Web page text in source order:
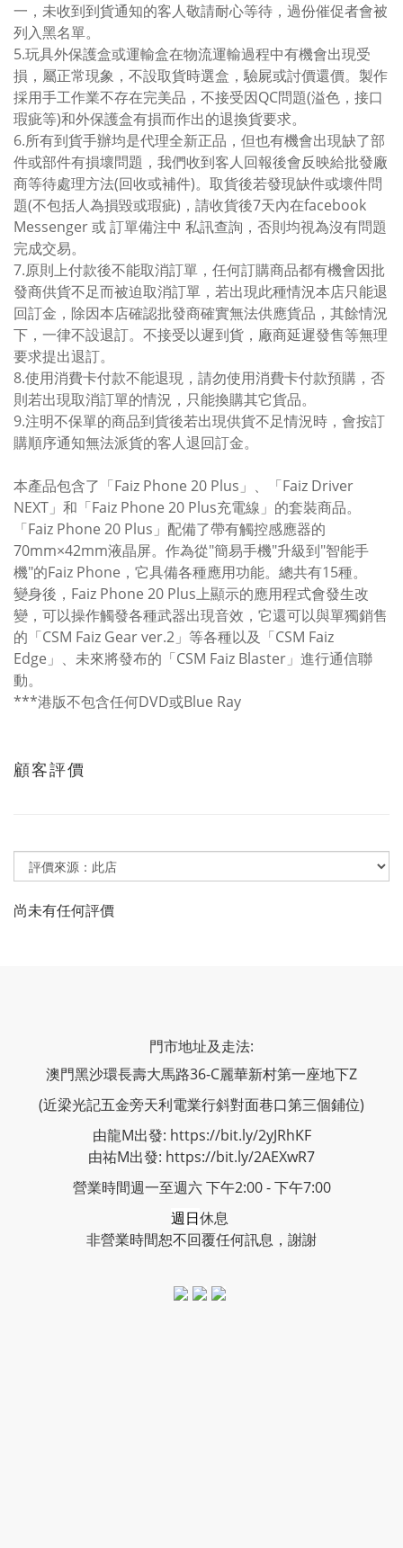
一，未收到到貨通知的客人敬請耐心等待，過份催促者會被
列入黑名單。
5.玩具外保護盒或運輸盒在物流運輸過程中有機會出現受
損，屬正常現象，不設取貨時選盒，驗屍或討價還價。製作
採用手工作業不存在完美品，不接受因QC問題(溢色，接口
瑕疵等)和外保護盒有損而作出的退換貨要求。
6.所有到貨手辦均是代理全新正品，但也有機會出現缺了部
件或部件有損壞問題，我們收到客人回報後會反映給批發廠
商等待處理方法(回收或補件)。取貨後若發現缺件或壞件問
題(不包括人為損毀或瑕疵)，請收貨後7天內在facebook
Messenger 或 訂單備注中 私訊查詢，否則均視為沒有問題
完成交易。
7.原則上付款後不能取消訂單，任何訂購商品都有機會因批
發商供貨不足而被迫取消訂單，若出現此種情況本店只能退
回訂金，除因本店確認批發商確實無法供應貨品，其餘情況
下，一律不設退訂。不接受以遲到貨，廠商延遲發售等無理
要求提出退訂。
8.使用消費卡付款不能退現，請勿使用消費卡付款預購，否
則若出現取消訂單的情況，只能換購其它貨品。
9.注明不保單的商品到貨後若出現供貨不足情況時，會按訂
購順序通知無法派貨的客人退回訂金。
本產品包含了「Faiz Phone 20 Plus」、「Faiz Driver
NEXT」和「Faiz Phone 20 Plus充電線」的套裝商品。
「Faiz Phone 20 Plus」配備了帶有觸控感應器的
70mm×42mm液晶屏。作為從"簡易手機"升級到"智能手
機"的Faiz Phone，它具備各種應用功能。總共有15種。
變身後，Faiz Phone 20 Plus上顯示的應用程式會發生改
變，可以操作觸發各種武器出現音效，它還可以與單獨銷售
的「CSM Faiz Gear ver.2」等各種以及「CSM Faiz
Edge」、未來將發布的「CSM Faiz Blaster」進行通信聯
動。
***港版不包含任何DVD或Blue Ray
顧客評價
尚未有任何評價
門市地址及走法:
澳門黑沙環長壽大馬路36-C麗華新村第一座地下Z
(近梁光記五金旁天利電業行斜對面巷口第三個鋪位)
由龍M出發: https://bit.ly/2yJRhKF
由祐M出發: https://bit.ly/2AEXwR7
營業時間週一至週六 下午2:00 - 下午7:00
週日休息
非營業時間恕不回覆任何訊息，謝謝